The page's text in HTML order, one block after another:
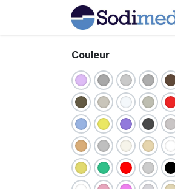
Se rendre au contenu
Couleur